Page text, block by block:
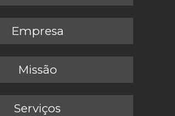
Empresa
Missão
Serviços